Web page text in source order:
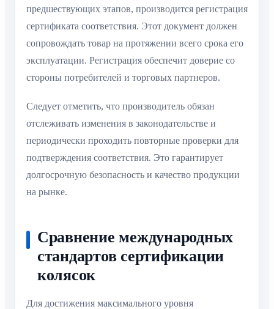
предшествующих этапов, производится регистрация
сертификата соответствия. Этот документ должен
сопровождать товар на протяжении всего срока его
эксплуатации. Регистрация обеспечит доверие со
стороны потребителей и торговых партнеров.
Следует отметить, что производитель обязан
отслеживать изменения в законодательстве и
периодически проходить повторные проверки для
подтверждения соответствия. Это гарантирует
долгосрочную безопасность и качество продукции
на рынке.
Сравнение международных
стандартов сертификации
колясок
Для достижения максимального уровня